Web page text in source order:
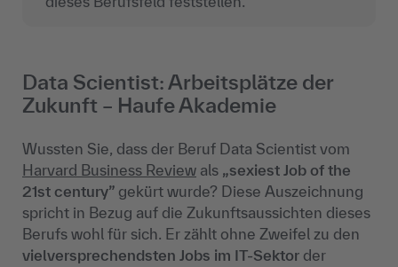
Data Scientist: Arbeitsplätze der
Zukunft – Haufe Akademie
Wussten Sie, dass der Beruf Data Scientist vom
Harvard Business Review als „sexiest Job of the
21st century” gekürt wurde? Diese Auszeichnung
spricht in Bezug auf die Zukunftsaussichten dieses
Berufs wohl für sich. Er zählt ohne Zweifel zu den
vielversprechendsten Jobs im IT-Sektor der